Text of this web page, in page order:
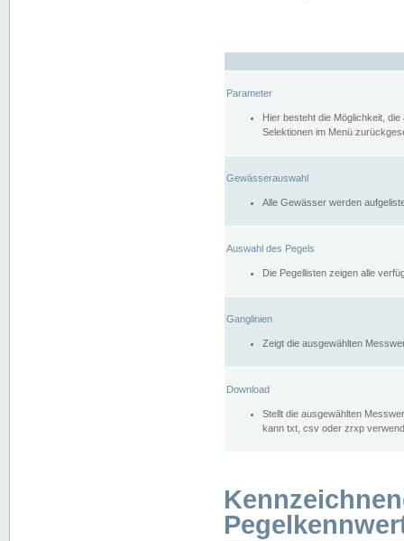
Parameter
Hier besteht die Möglichkeit,
Selektionen im Menü
Gewässerauswahl
Alle Gewässer werden
Auswahl des Pegels
Die Pegellisten zeigen alle
Ganglinien
Zeigt die ausgewählten
Download
Stellt die ausgewählten
kann txt, csv oder zrxp